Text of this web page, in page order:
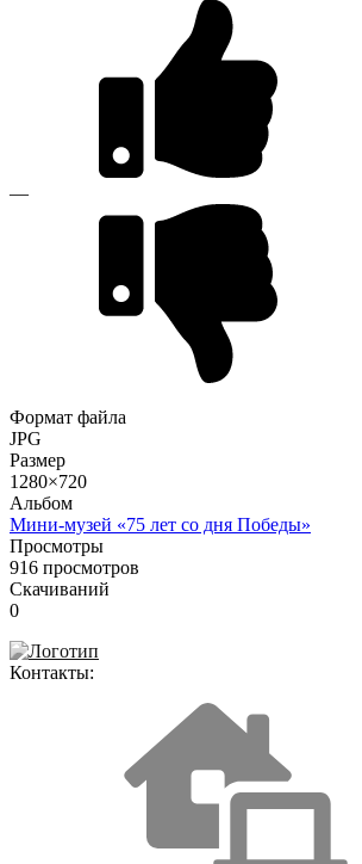
—
Формат файла
JPG
Размер
1280×720
Альбом
Мини-музей «75 лет со дня Победы»
Просмотры
916 просмотров
Скачиваний
0
Контакты: